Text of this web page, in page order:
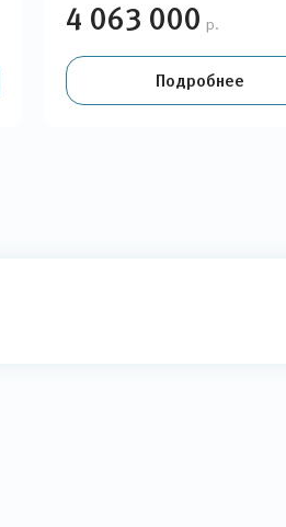
4 063 000 р.
Подробнее